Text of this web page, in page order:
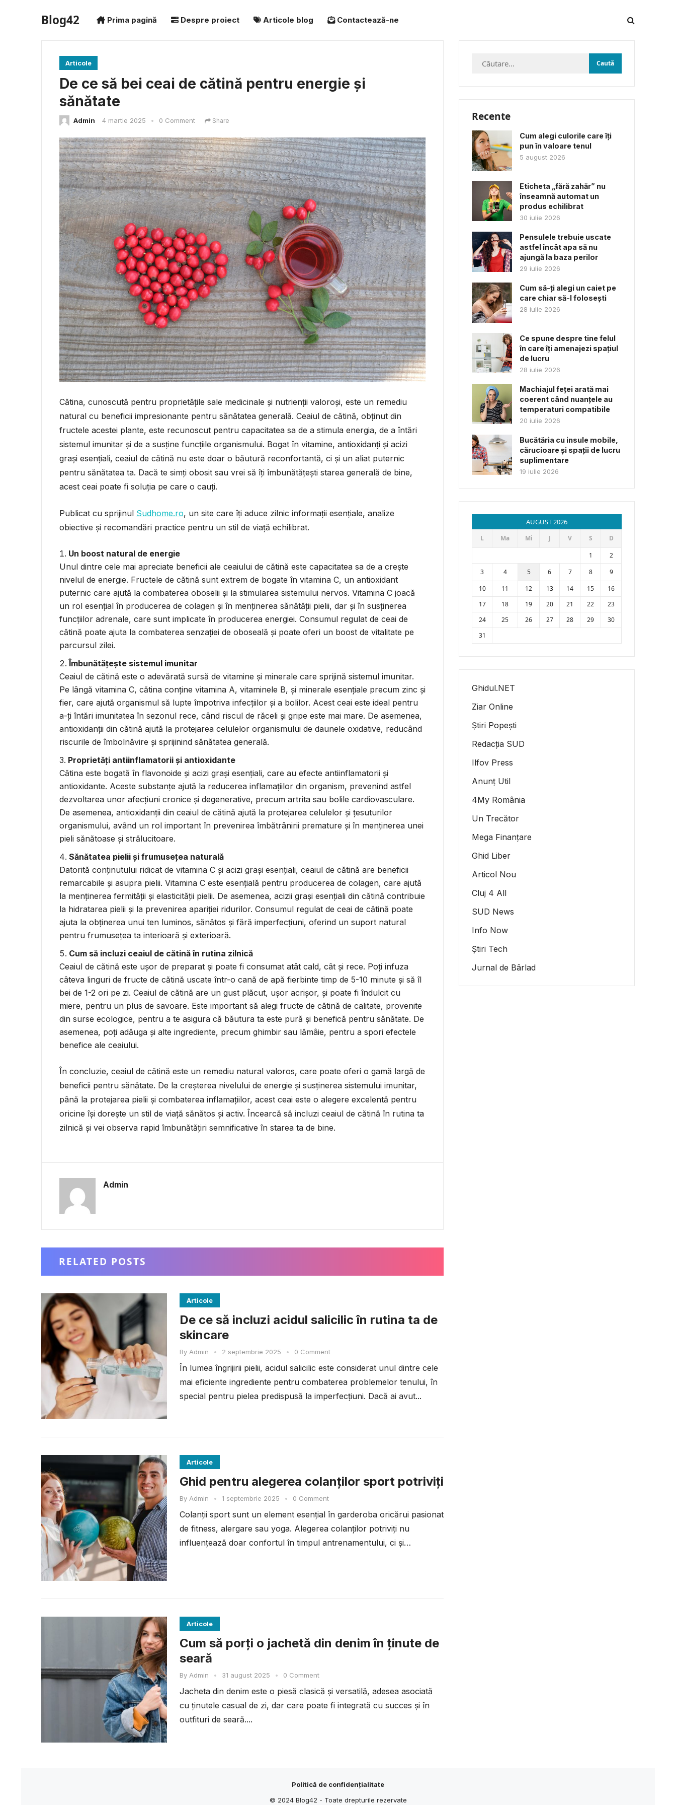
Blog42 Prima pagină Despre proiect Articole blog Contactează-ne
Articole
De ce să bei ceai de cătină pentru energie și
sănătate
Admin 4 martie 2025 • 0 Comment Share
Cătina, cunoscută pentru proprietățile sale medicinale și nutrienții valoroși, este un remediu
natural cu beneficii impresionante pentru sănătatea generală. Ceaiul de cătină, obținut din
fructele acestei plante, este recunoscut pentru capacitatea sa de a stimula energia, de a întări
sistemul imunitar și de a susține funcțiile organismului. Bogat în vitamine, antioxidanți și acizi
grași esențiali, ceaiul de cătină nu este doar o băutură reconfortantă, ci și un aliat puternic
pentru sănătatea ta. Dacă te simți obosit sau vrei să îți îmbunătățești starea generală de bine,
acest ceai poate fi soluția pe care o cauți.
Publicat cu sprijinul Sudhome.ro, un site care îți aduce zilnic informații esențiale, analize
obiective și recomandări practice pentru un stil de viață echilibrat.
Un boost natural de energie
Unul dintre cele mai apreciate beneficii ale ceaiului de cătină este capacitatea sa de a crește
nivelul de energie. Fructele de cătină sunt extrem de bogate în vitamina C, un antioxidant
puternic care ajută la combaterea oboselii și la stimularea sistemului nervos. Vitamina C joacă
un rol esențial în producerea de colagen și în menținerea sănătății pielii, dar și în susținerea
funcțiilor adrenale, care sunt implicate în producerea energiei. Consumul regulat de ceai de
cătină poate ajuta la combaterea senzației de oboseală și poate oferi un boost de vitalitate pe
parcursul zilei.
Îmbunătățește sistemul imunitar
Ceaiul de cătină este o adevărată sursă de vitamine și minerale care sprijină sistemul imunitar.
Pe lângă vitamina C, cătina conține vitamina A, vitaminele B, și minerale esențiale precum zinc și
fier, care ajută organismul să lupte împotriva infecțiilor și a bolilor. Acest ceai este ideal pentru
a-ți întări imunitatea în sezonul rece, când riscul de răceli și gripe este mai mare. De asemenea,
antioxidanții din cătină ajută la protejarea celulelor organismului de daunele oxidative, reducând
riscurile de îmbolnăvire și sprijinind sănătatea generală.
Proprietăți antiinflamatorii și antioxidante
Cătina este bogată în flavonoide și acizi grași esențiali, care au efecte antiinflamatorii și
antioxidante. Aceste substanțe ajută la reducerea inflamațiilor din organism, prevenind astfel
dezvoltarea unor afecțiuni cronice și degenerative, precum artrita sau bolile cardiovasculare.
De asemenea, antioxidanții din ceaiul de cătină ajută la protejarea celulelor și țesuturilor
organismului, având un rol important în prevenirea îmbătrânirii premature și în menținerea unei
pieli sănătoase și strălucitoare.
Sănătatea pielii și frumusețea naturală
Datorită conținutului ridicat de vitamina C și acizi grași esențiali, ceaiul de cătină are beneficii
remarcabile și asupra pielii. Vitamina C este esențială pentru producerea de colagen, care ajută
la menținerea fermității și elasticității pielii. De asemenea, acizii grași esențiali din cătină contribuie
la hidratarea pielii și la prevenirea apariției ridurilor. Consumul regulat de ceai de cătină poate
ajuta la obținerea unui ten luminos, sănătos și fără imperfecțiuni, oferind un suport natural
pentru frumusețea ta interioară și exterioară.
Cum să incluzi ceaiul de cătină în rutina zilnică
Ceaiul de cătină este ușor de preparat și poate fi consumat atât cald, cât și rece. Poți infuza
câteva linguri de fructe de cătină uscate într-o cană de apă fierbinte timp de 5-10 minute și să îl
bei de 1-2 ori pe zi. Ceaiul de cătină are un gust plăcut, ușor acrișor, și poate fi îndulcit cu
miere, pentru un plus de savoare. Este important să alegi fructe de cătină de calitate, provenite
din surse ecologice, pentru a te asigura că băutura ta este pură și benefică pentru sănătate. De
asemenea, poți adăuga și alte ingrediente, precum ghimbir sau lămâie, pentru a spori efectele
benefice ale ceaiului.
În concluzie, ceaiul de cătină este un remediu natural valoros, care poate oferi o gamă largă de
beneficii pentru sănătate. De la creșterea nivelului de energie și susținerea sistemului imunitar,
până la protejarea pielii și combaterea inflamațiilor, acest ceai este o alegere excelentă pentru
oricine își dorește un stil de viață sănătos și activ. Încearcă să incluzi ceaiul de cătină în rutina ta
zilnică și vei observa rapid îmbunătățiri semnificative în starea ta de bine.
Admin
RELATED POSTS
Articole
De ce să incluzi acidul salicilic în rutina ta de
skincare
By Admin • 2 septembrie 2025 • 0 Comment
În lumea îngrijirii pielii, acidul salicilic este considerat unul dintre cele
mai eficiente ingrediente pentru combaterea problemelor tenului, în
special pentru pielea predispusă la imperfecțiuni. Dacă ai avut...
Articole
Ghid pentru alegerea colanților sport potriviți
By Admin • 1 septembrie 2025 • 0 Comment
Colanții sport sunt un element esențial în garderoba oricărui pasionat
de fitness, alergare sau yoga. Alegerea colanților potriviți nu
influențează doar confortul în timpul antrenamentului, ci și
Articole
Cum să porți o jachetă din denim în ținute de
seară
By Admin • 31 august 2025 • 0 Comment
Jacheta din denim este o piesă clasică și versatilă, adesea asociată
cu ținutele casual de zi, dar care poate fi integrată cu succes și în
outfituri de seară....
Caută
Recente
Cum alegi culorile care îți
pun în valoare tenul
5 august 2026
Eticheta „fără zahăr” nu
înseamnă automat un
produs echilibrat
30 iulie 2026
Pensulele trebuie uscate
astfel încât apa să nu
ajungă la baza perilor
29 iulie 2026
Cum să-ți alegi un caiet pe
care chiar să-l folosești
28 iulie 2026
Ce spune despre tine felul
în care îți amenajezi spațiul
de lucru
28 iulie 2026
Machiajul feței arată mai
coerent când nuanțele au
temperaturi compatibile
20 iulie 2026
Bucătăria cu insule mobile,
cărucioare și spații de lucru
suplimentare
19 iulie 2026
AUGUST 2026
L Ma Mi J V S
D
1
2
3
4 5 6 7 8
9
10
11 12 13 14 15
16
17
18 19 20 21 22
23
24
25 26 27 28 29
30
31
Ghidul.NET
Ziar Online
Știri Popești
Redacția SUD
Ilfov Press
Anunț Util
4My România
Un Trecător
Mega Finanțare
Ghid Liber
Articol Nou
Cluj 4 All
SUD News
Info Now
Știri Tech
Jurnal de Bârlad
Politică de confidențialitate
© 2024 Blog42 - Toate drepturile rezervate